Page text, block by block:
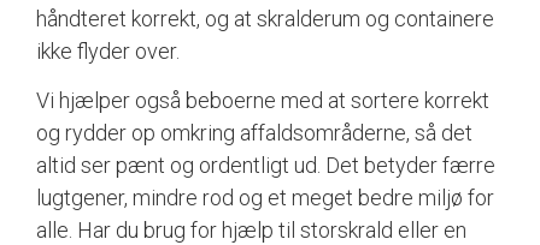
håndteret korrekt, og at skralderum og containere
ikke flyder over.
Vi hjælper også beboerne med at sortere korrekt
og rydder op omkring affaldsområderne, så det
altid ser pænt og ordentligt ud. Det betyder færre
lugtgener, mindre rod og et meget bedre miljø for
alle. Har du brug for hjælp til storskrald eller en